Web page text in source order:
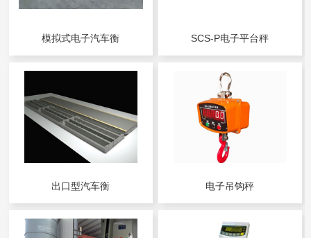
模拟式电子汽车衡 SCS-P电子平台秤
出口型汽车衡 电子吊钩秤